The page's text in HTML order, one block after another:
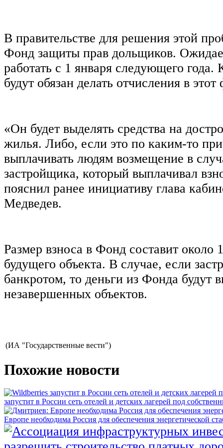
В правительстве для решения этой
Фонд защиты прав дольщиков.
работать с 1 января следующего
будут обязан делать отчисления в
«Он будет выделять средства на
жилья. Либо, если это по каким-то
выплачивать людям возмещение в
застройщика, который выплачивал
пояснил ранее инициативу глава
Медведев.
Размер взноса в Фонд составит около
будущего объекта. В случае, если
банкротом, то деньги из Фонда будут
незавершенных объектов.
(ИА "Государственные вести")
Похожие новости
запустит в России сеть отелей и детских лагерей под
Европе необходима Россия для обеспечения энергетической